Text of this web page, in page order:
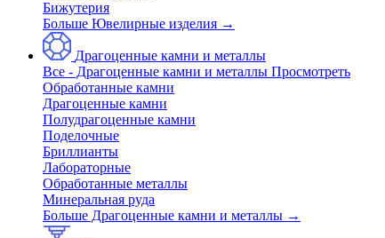
Бижутерия
Больше Ювелирные изделия →
Драгоценные камни и металлы
Все - Драгоценные камни и металлы Просмотреть
Обработанные камни
Драгоценные камни
Полудрагоценные камни
Поделочные
Бриллианты
Лабораторные
Обработанные металлы
Минеральная руда
Больше Драгоценные камни и металлы →